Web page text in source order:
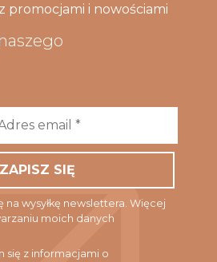
promocjami i nowościami
*
na wysyłkę newslettera. Więcej
moich danych
się z informacjami o